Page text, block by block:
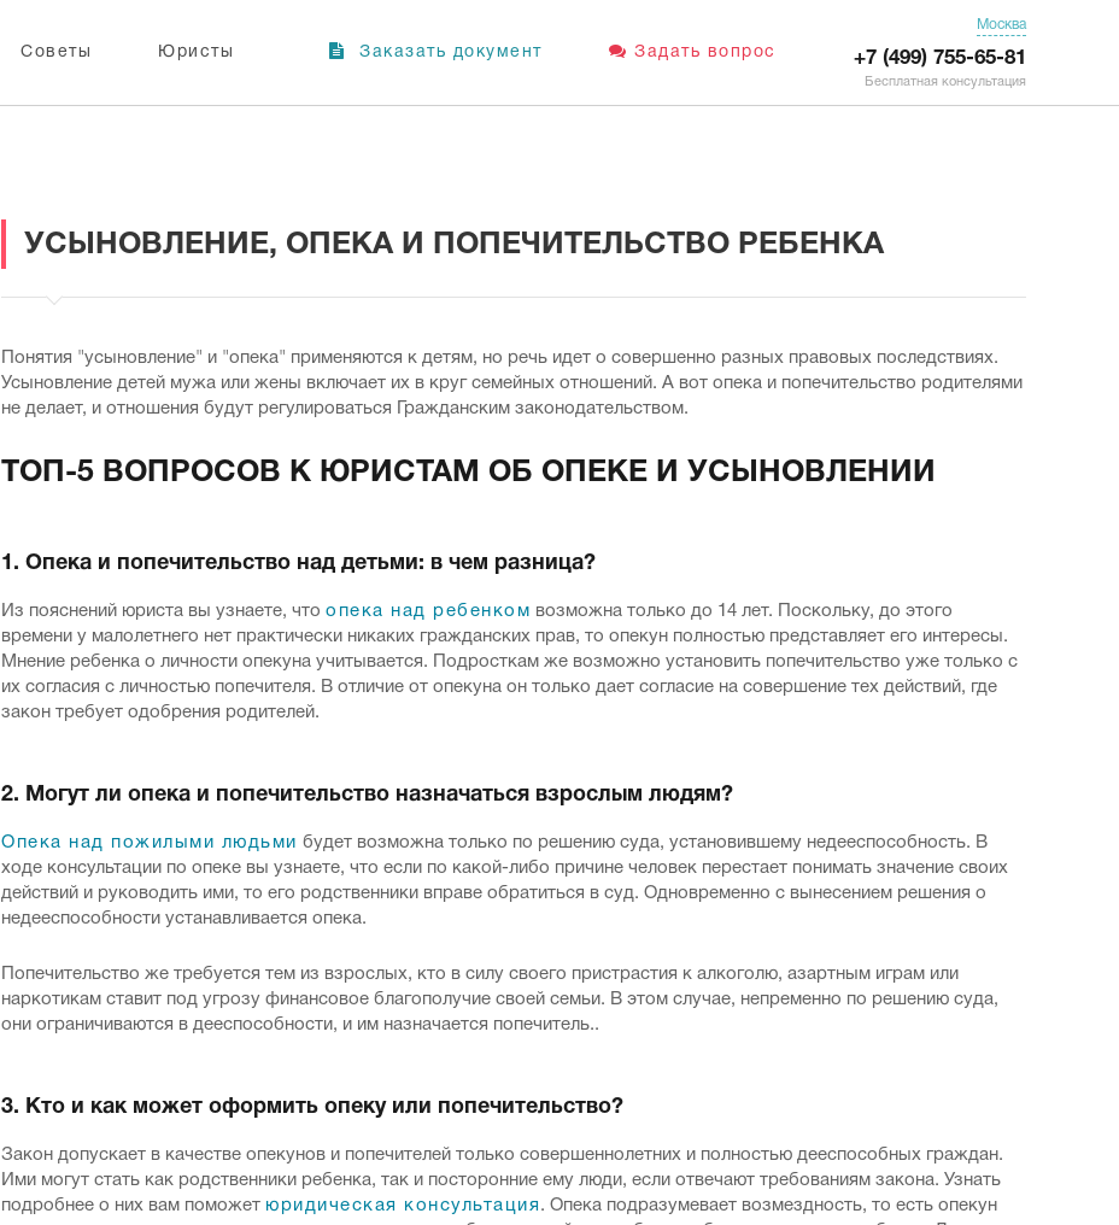
Советы Юристы Заказать документ Задать вопрос
Москва
+7 (499) 755-65-81
Бесплатная консультация
УСЫНОВЛЕНИЕ, ОПЕКА И ПОПЕЧИТЕЛЬСТВО РЕБЕНКА
Понятия "усыновление" и "опека" применяются к детям, но речь идет о совершенно разных правовых последствиях.
Усыновление детей мужа или жены включает их в круг семейных отношений. А вот опека и попечительство родителями
не делает, и отношения будут регулироваться Гражданским законодательством.
ТОП-5 ВОПРОСОВ К ЮРИСТАМ ОБ ОПЕКЕ И УСЫНОВЛЕНИИ
1. Опека и попечительство над детьми: в чем разница?
Из пояснений юриста вы узнаете, что опека над ребенком возможна только до 14 лет. Поскольку, до этого
времени у малолетнего нет практически никаких гражданских прав, то опекун полностью представляет его интересы.
Мнение ребенка о личности опекуна учитывается. Подросткам же возможно установить попечительство уже только с
их согласия с личностью попечителя. В отличие от опекуна он только дает согласие на совершение тех действий, где
закон требует одобрения родителей.
2. Могут ли опека и попечительство назначаться взрослым людям?
Опека над пожилыми людьми будет возможна только по решению суда, установившему недееспособность. В
ходе консультации по опеке вы узнаете, что если по какой-либо причине человек перестает понимать значение своих
действий и руководить ими, то его родственники вправе обратиться в суд. Одновременно с вынесением решения о
недееспособности устанавливается опека.
Попечительство же требуется тем из взрослых, кто в силу своего пристрастия к алкоголю, азартным играм или
наркотикам ставит под угрозу финансовое благополучие своей семьи. В этом случае, непременно по решению суда,
они ограничиваются в дееспособности, и им назначается попечитель..
3. Кто и как может оформить опеку или попечительство?
Закон допускает в качестве опекунов и попечителей только совершеннолетних и полностью дееспособных граждан.
Ими могут стать как родственники ребенка, так и посторонние ему люди, если отвечают требованиям закона. Узнать
подробнее о них вам поможет юридическая консультация . Опека подразумевает возмездность, то есть опекун